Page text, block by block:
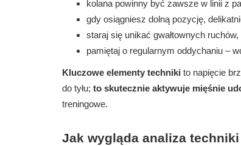
kolana powinny być zawsze w linii z
gdy osiągniesz dolną pozycję,
staraj się unikać gwałtownych ruchów,
pamiętaj o regularnym oddychaniu –
Kluczowe elementy techniki to napięcie
do tyłu; to skutecznie aktywuje mięśnie
treningowe.
Jak wygląda analiza